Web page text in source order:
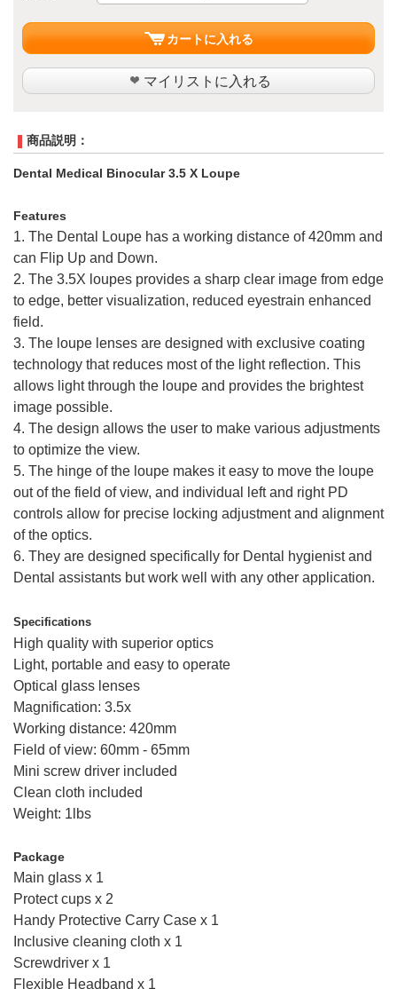
カートに入れる
マイリストに入れる
商品説明：
Dental Medical Binocular 3.5 X Loupe
Features
1. The Dental Loupe has a working distance of 420mm and
can Flip Up and Down.
2. The 3.5X loupes provides a sharp clear image from edge
to edge, better visualization, reduced eyestrain enhanced
field.
3. The loupe lenses are designed with exclusive coating
technology that reduces most of the light reflection. This
allows light through the loupe and provides the brightest
image possible.
4. The design allows the user to make various adjustments
to optimize the view.
5. The hinge of the loupe makes it easy to move the loupe
out of the field of view, and individual left and right PD
controls allow for precise locking adjustment and alignment
of the optics.
6. They are designed specifically for Dental hygienist and
Dental assistants but work well with any other application.
Specifications
High quality with superior optics
Light, portable and easy to operate
Optical glass lenses
Magnification: 3.5x
Working distance: 420mm
Field of view: 60mm - 65mm
Mini screw driver included
Clean cloth included
Weight: 1lbs
Package
Main glass x 1
Protect cups x 2
Handy Protective Carry Case x 1
Inclusive cleaning cloth x 1
Screwdriver x 1
Flexible Headband x 1